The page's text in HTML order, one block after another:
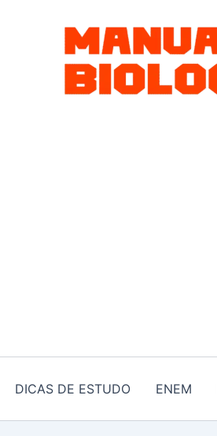
DICAS DE ESTUDO ENEM